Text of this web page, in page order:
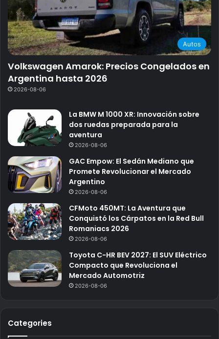
Autos
Volkswagen Amarok: Precios Congelados en
Argentina hasta 2026
2026-08-06
La BMW M 1000 XR: Innovación sobre
dos ruedas preparada para la
aventura
2026-08-06
GAC Empow: El Sedán Mediano que
Promete Revolucionar el Mercado
Argentino
2026-08-06
CFMoto 450MT: La Aventura que
Conquistó los Cárpatos en la Red Bull
Romaniacs 2026
2026-08-06
Toyota C-HR BEV 2027: El SUV Eléctrico
Compacto que Revoluciona el
Mercado Automotriz
2026-08-06
Categories